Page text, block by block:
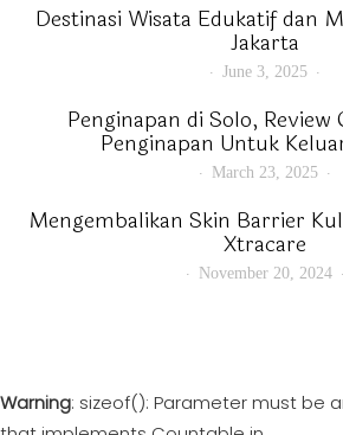
Destinasi Wisata Edukatif dan
Jakarta
June 3, 2025
Penginapan di Solo,
Penginapan Untuk
March 23, 2025
Mengembalikan Skin Barrier
Xtracare
November 20, 2024
Warning: sizeof(): Parameter must be